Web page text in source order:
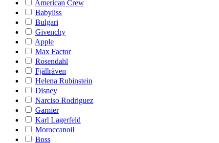
American Crew
Babyliss
Bulgari
Givenchy
Apple
Max Factor
Rosendahl
Fjällräven
Helena Rubinstein
Disney
Narciso Rodriguez
Garnier
Karl Lagerfeld
Moroccanoil
Boss